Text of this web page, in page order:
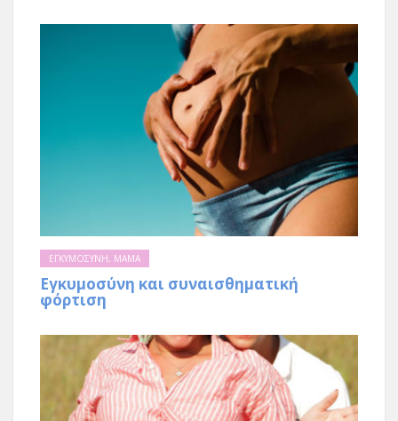
ΕΓΚΥΜΟΣΥΝΗ, ΜΑΜΑ
Eγκυμοσύνη και συναισθηματική
φόρτιση